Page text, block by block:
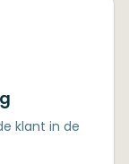
klant in de